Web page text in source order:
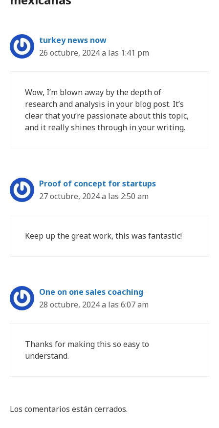
turkey news now
26 octubre, 2024 a las 1:41 pm
Wow, I’m blown away by the depth of
research and analysis in your blog post. It’s
clear that you’re passionate about this topic,
and it really shines through in your writing.
Proof of concept for startups
27 octubre, 2024 a las 2:50 am
Keep up the great work, this was fantastic!
One on one sales coaching
28 octubre, 2024 a las 6:07 am
Thanks for making this so easy to
understand.
Los comentarios están cerrados.